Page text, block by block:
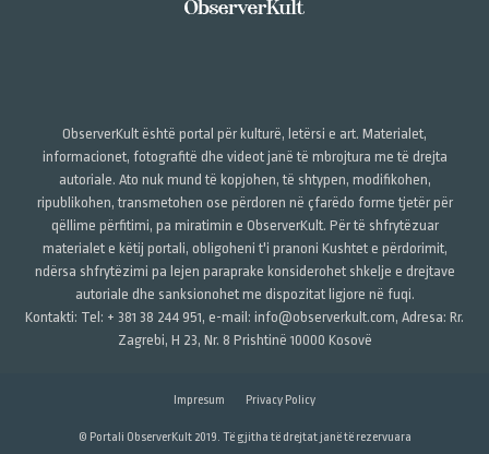
ObserverKult është portal për kulturë, letërsi e art. Materialet,
informacionet, fotografitë dhe videot janë të mbrojtura me të drejta
autoriale. Ato nuk mund të kopjohen, të shtypen, modifikohen,
ripublikohen, transmetohen ose përdoren në çfarëdo forme tjetër për
qëllime përfitimi, pa miratimin e ObserverKult. Për të shfrytëzuar
materialet e këtij portali, obligoheni t'i pranoni Kushtet e përdorimit,
ndërsa shfrytëzimi pa lejen paraprake konsiderohet shkelje e drejtave
autoriale dhe sanksionohet me dispozitat ligjore në fuqi.
Kontakti: Tel: + 381 38 244 951, e-mail: info@observerkult.com, Adresa: Rr.
Zagrebi, H 23, Nr. 8 Prishtinë 10000 Kosovë
Impresum Privacy Policy
© Portali ObserverKult 2019. Të gjitha të drejtat janë të rezervuara